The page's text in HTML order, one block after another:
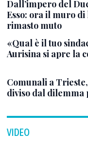
Dall’impero del
Esso: ora il muro
rimasto muto
«Qual è il tuo
Aurisina si apre la
Comunali a
diviso dal
VIDEO